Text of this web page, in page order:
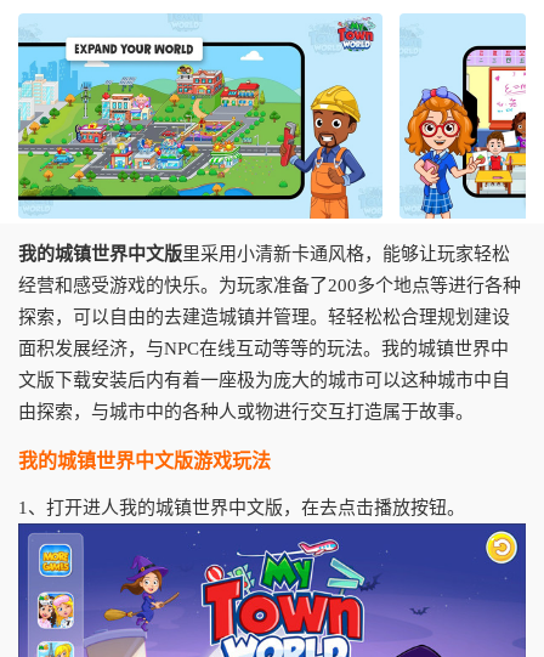
我的城镇世界中文版里采用小清新卡通风格，能够让玩家轻松
经营和感受游戏的快乐。为玩家准备了200多个地点等进行各种
探索，可以自由的去建造城镇并管理。轻轻松松合理规划建设
面积发展经济，与NPC在线互动等等的玩法。我的城镇世界中
文版下载安装后内有着一座极为庞大的城市可以这种城市中自
由探索，与城市中的各种人或物进行交互打造属于故事。
我的城镇世界中文版游戏玩法
1、打开进人我的城镇世界中文版，在去点击播放按钮。